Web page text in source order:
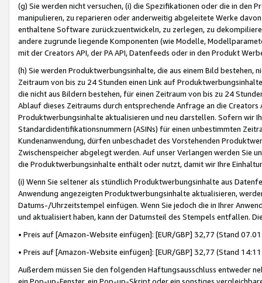
(g) Sie werden nicht versuchen, (i) die Spezifikationen oder die in
manipulieren, zu reparieren oder anderweitig abgeleitete Werke
enthaltene Software zurückzuentwickeln, zu zerlegen, zu
andere zugrunde liegende Komponenten (wie Modelle,
mit der Creators API, der PA API, Datenfeeds oder in den Produkt
(h) Sie werden Produktwerbungsinhalte, die aus einem Bild bestehen,
Zeitraum von bis zu 24 Stunden einen Link auf
die nicht aus Bildern bestehen, für einen Zeitraum von bis zu 24
Ablauf dieses Zeitraums durch entsprechende Anfrage an die
Produktwerbungsinhalte aktualisieren und neu darstellen. Sofern wir
Standardidentifikationsnummern (ASINs) für einen unbestimmten
Kundenanwendung, dürfen unbeschadet des Vorstehenden
Zwischenspeicher abgelegt werden. Auf unser Verlangen werden Sie
die Produktwerbungsinhalte enthält oder nutzt, damit wir Ihre
(i) Wenn Sie seltener als stündlich Produktwerbungsinhalte aus
Anwendung angezeigten Produktwerbungsinhalte aktualisieren,
Datums-/Uhrzeitstempel einfügen. Wenn Sie jedoch die in Ihrer
und aktualisiert haben, kann der Datumsteil des Stempels entfallen.
• Preis auf [Amazon-Website einfügen]: [EUR/GBP] 32,77 (Stand
• Preis auf [Amazon-Website einfügen]: [EUR/GBP] 32,77 (Stand
Außerdem müssen Sie den folgenden Haftungsausschluss entweder
ein Pop-up-Fenster, ein Pop-up-Skript oder ein sonstiges